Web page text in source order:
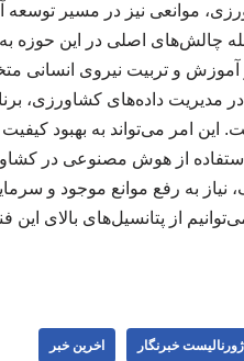
موانعی نیز در مسیر توسعه
اصلی در این حوزه به
آموزش و تربیت نیروی انسانی
در مدیریت داده‌های کشاورزی،
امر می‌تواند به بهبود کیفیت
از هوش مصنوعی در
نیاز به رفع موانع موجود و
از پتانسیل‌های بالای این
خبرنگار اخرین خبر